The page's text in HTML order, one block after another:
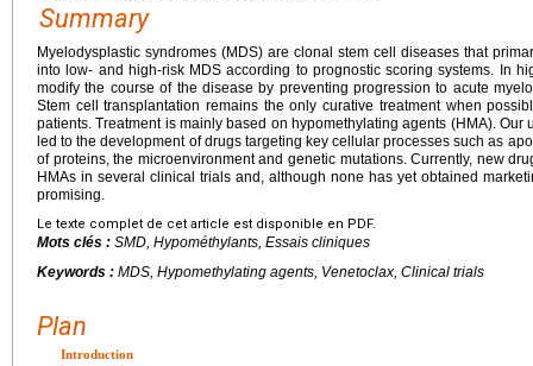
Summary
Myelodysplastic syndromes (MDS) are clonal stem cell diseases that
into low- and high-risk MDS according to prognostic scoring systems. In
modify the course of the disease by preventing progression to acute
Stem cell transplantation remains the only curative treatment when
patients. Treatment is mainly based on hypomethylating agents (HMA).
led to the development of drugs targeting key cellular processes such as
of proteins, the microenvironment and genetic mutations. Currently, new
HMAs in several clinical trials and, although none has yet obtained
promising.
Le texte complet de cet article est disponible en PDF.
Mots clés : SMD, Hypométhylants, Essais cliniques
Keywords : MDS, Hypomethylating agents, Venetoclax, Clinical trials
Plan
Introduction